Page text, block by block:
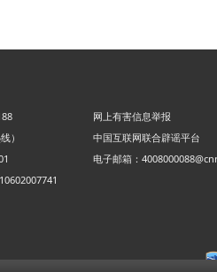
网上有害信息举报
）
中国互联网联合辟谣平台
电子邮箱：